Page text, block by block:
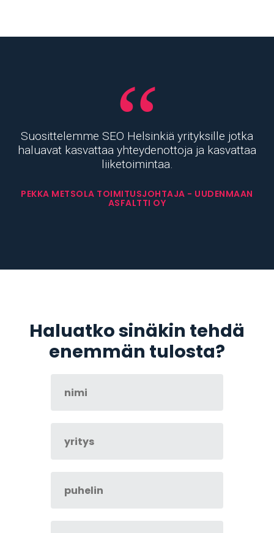
Suosittelemme SEO Helsinkiä yrityksille jotka
haluavat kasvattaa yhteydenottoja ja kasvattaa
liiketoimintaa.
PEKKA METSOLA TOIMITUSJOHTAJA - UUDENMAAN
ASFALTTI OY
Haluatko sinäkin tehdä
enemmän tulosta?